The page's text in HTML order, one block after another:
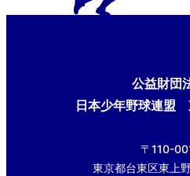
公益財団
日本少年野球連盟
〒110-
東京都台東区東上